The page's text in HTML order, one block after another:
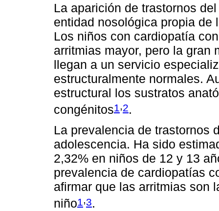
La aparición de trastornos
entidad nosológica propia de
Los niños con cardiopatía
arritmias mayor, pero la gran
llegan a un servicio
estructuralmente normales.
estructural los sustratos
congénitos1,2.
La prevalencia de trastornos
adolescencia. Ha sido
2,32% en niños de 12 y 13
prevalencia de cardiopatías
afirmar que las arritmias son
niño1 ,3.